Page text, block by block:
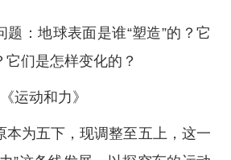
题：地球表面是谁“塑造”的？它
们是怎样变化的？
运动和力》
本为五下，现调整至五上，这一